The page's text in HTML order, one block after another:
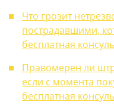
Что грозит
пострадавшими,
бесплатная
Правомерен ли
если с момента
бесплатная